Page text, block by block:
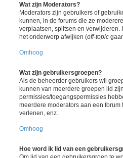
Wat zijn Moderators?
Moderators zijn gebruikers of
kunnen, in de forums die ze
verplaatsen, splitsen en verwijderen.
het onderwerp afwijken (off-topic
Omhoog
Wat zijn gebruikersgroepen?
Als de beheerder gebruikers wil
kunnen van meerdere groepen lid
permissies/toegangspermissies
meerdere moderators aan een
verlenen, enz.
Omhoog
Hoe word ik lid van een